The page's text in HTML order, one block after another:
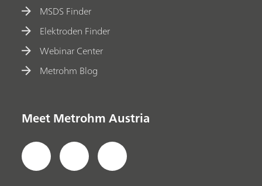
MSDS Finder
Elektroden Finder
Webinar Center
Metrohm Blog
Meet Metrohm Austria